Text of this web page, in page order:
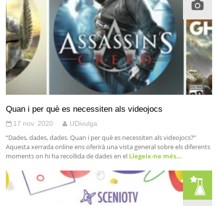
Quan i per què es necessiten als videojocs
17 nov. 2020 UDivulga
“Dades, dades, dades. Quan i per què es necessiten als videojocs?”
Aquesta xerrada online ens oferirà una vista general sobre els diferents
moments on hi ha recollida de dades en el Llegeix-ne més…